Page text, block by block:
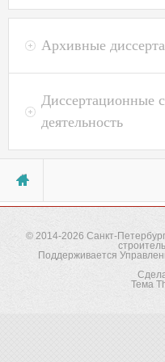
Архивные
Диссертационные
деятельность
Вы здесь
© 2014-2026 Санкт-
Поддерживается
Тема